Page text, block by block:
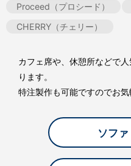
Proceed（プロシード）
CHERRY（チェリー）
カフェ席や、休憩所などで
ります。
特注製作も可能ですのでお気
ソフ